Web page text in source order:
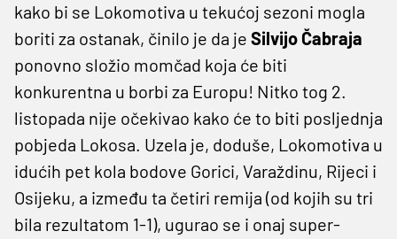
kako bi se Lokomotiva u tekućoj sezoni mogla
boriti za ostanak, činilo je da je Silvijo Čabraja
ponovno složio momčad koja će biti
konkurentna u borbi za Europu! Nitko tog 2.
listopada nije očekivao kako će to biti posljednja
pobjeda Lokosa. Uzela je, doduše, Lokomotiva u
idućih pet kola bodove Gorici, Varaždinu, Rijeci i
Osijeku, a između ta četiri remija (od kojih su tri
bila rezultatom 1-1), ugurao se i onaj super-